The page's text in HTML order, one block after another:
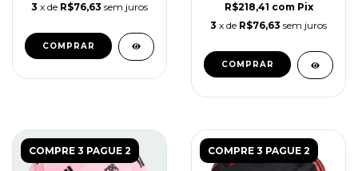
3 x de R$76,63 sem juros
COMPRAR
R$218,41 com Pix
3 x de R$76,63 sem juros
COMPRAR
COMPRE 3 PAGUE 2 COMPRE 3 PAGUE 2